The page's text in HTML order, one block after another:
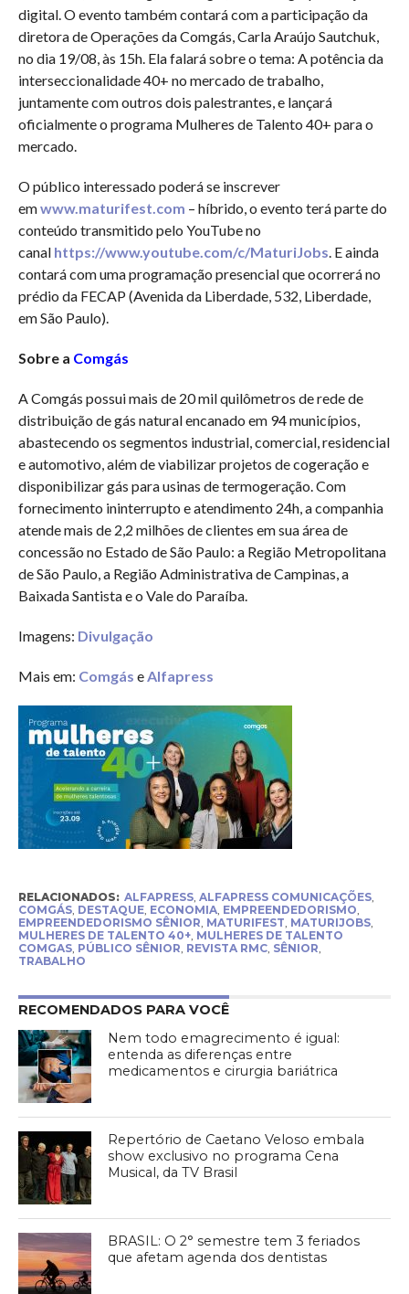
digital. O evento também contará com a participação da
diretora de Operações da Comgás, Carla Araújo Sautchuk,
no dia 19/08, às 15h. Ela falará sobre o tema: A potência da
interseccionalidade 40+ no mercado de trabalho,
juntamente com outros dois palestrantes, e lançará
oficialmente o programa Mulheres de Talento 40+ para o
mercado.
O público interessado poderá se inscrever
emwww.maturifest.com – híbrido, o evento terá parte do
conteúdo transmitido pelo YouTube no
canal https://www.youtube.com/c/MaturiJobs. E ainda
contará com uma programação presencial que ocorrerá no
prédio da FECAP (Avenida da Liberdade, 532, Liberdade,
em São Paulo).
Sobre a Comgás
A Comgás possui mais de 20 mil quilômetros de rede de
distribuição de gás natural encanado em 94 municípios,
abastecendo os segmentos industrial, comercial, residencial
e automotivo, além de viabilizar projetos de cogeração e
disponibilizar gás para usinas de termogeração. Com
fornecimento ininterrupto e atendimento 24h, a companhia
atende mais de 2,2 milhões de clientes em sua área de
concessão no Estado de São Paulo: a Região Metropolitana
de São Paulo, a Região Administrativa de Campinas, a
Baixada Santista e o Vale do Paraíba.
Imagens: Divulgação
Mais em: Comgás eAlfapress
RELACIONADOS: ALFAPRESS, ALFAPRESS COMUNICAÇÕES,
COMGÁS, DESTAQUE, ECONOMIA, EMPREENDEDORISMO,
EMPREENDEDORISMO SÊNIOR, MATURIFEST, MATURIJOBS,
MULHERES DE TALENTO 40+, MULHERES DE TALENTO
COMGAS, PÚBLICO SÊNIOR, REVISTA RMC, SÊNIOR,
TRABALHO
RECOMENDADOS PARA VOCÊ
Nem todo emagrecimento é igual:
entenda as diferenças entre
medicamentos e cirurgia bariátrica
Repertório de Caetano Veloso embala
show exclusivo no programa Cena
Musical, da TV Brasil
BRASIL: O 2° semestre tem 3 feriados
que afetam agenda dos dentistas